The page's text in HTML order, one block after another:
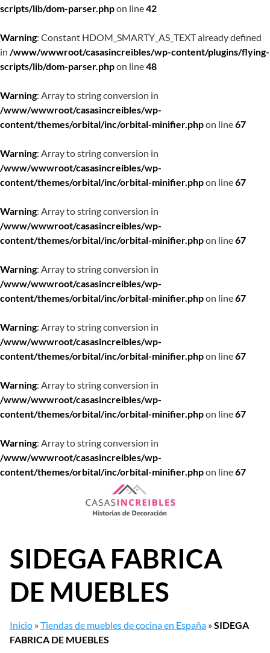
scripts/lib/dom-parser.phpon line42
Warning: Constant HDOM_SMARTY_AS_TEXT already defined
in /www/wwwroot/casasincreibles/wp-content/plugins/flying-
scripts/lib/dom-parser.phpon line48
Warning: Array to string conversion in
/www/wwwroot/casasincreibles/wp-
content/themes/orbital/inc/orbital-minifier.phpon line67
Warning: Array to string conversion in
/www/wwwroot/casasincreibles/wp-
content/themes/orbital/inc/orbital-minifier.phpon line67
Warning: Array to string conversion in
/www/wwwroot/casasincreibles/wp-
content/themes/orbital/inc/orbital-minifier.phpon line67
Warning: Array to string conversion in
/www/wwwroot/casasincreibles/wp-
content/themes/orbital/inc/orbital-minifier.phpon line67
Warning: Array to string conversion in
/www/wwwroot/casasincreibles/wp-
content/themes/orbital/inc/orbital-minifier.phpon line67
Warning: Array to string conversion in
/www/wwwroot/casasincreibles/wp-
content/themes/orbital/inc/orbital-minifier.phpon line67
Warning: Array to string conversion in
/www/wwwroot/casasincreibles/wp-
content/themes/orbital/inc/orbital-minifier.phpon line67
SIDEGA FABRICA
DE MUEBLES
Inicio »Tiendas de muebles de cocina en España »SIDEGA
FABRICA DE MUEBLES